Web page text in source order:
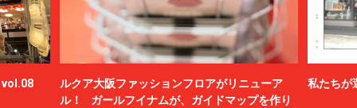
vol.08
ルクア大阪ファッションフロアがリニューア
ル！ ガールフイナムが、ガイドマップを作り
私たちが